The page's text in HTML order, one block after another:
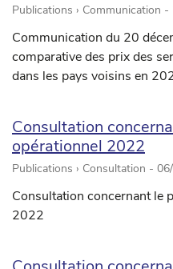
Publications › Communication -
Communication du 20
comparative des prix des
dans les pays voisins en
Consultation
opérationnel 2022
Publications › Consultation -
Consultation concernant le
2022